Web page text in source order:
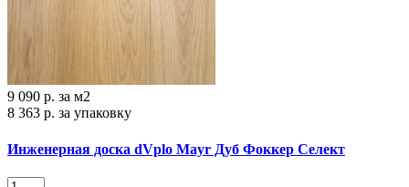
9 090 р. за м2
8 363 р. за упаковку
Инженерная доска dVplo Mayr Дуб Фоккер‎ Селект